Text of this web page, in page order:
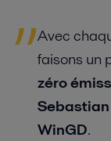
Avec
faisons un
zéro
WinGD.